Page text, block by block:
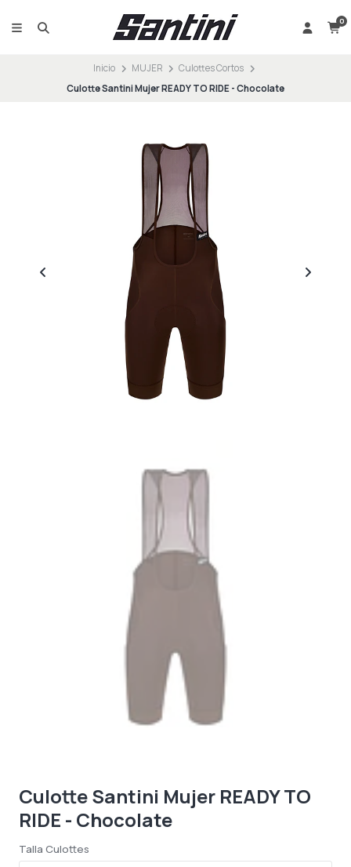
0
Inicio MUJER
Culottes Cortos
Culotte Santini Mujer READY TO RIDE - Chocolate
Culotte Santini Mujer READY TO
RIDE - Chocolate
Talla Culottes